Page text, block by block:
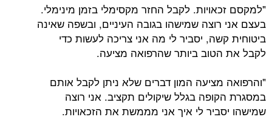
"למקסם זכאויות. לקבל החזר מקסימלי בזמן מינימלי.
בעצם אני רוצה שמישהו בגובה העיניים, ובשפה שאינה
ביטוחית קשה, יסביר לי מה אני צריכה לעשות כדי
לקבל את הטוב ביותר שהרפואה מציעה.
"והרפואה מציעה המון דברים שלא ניתן לקבל אותם
במסגרת הקופה בגלל שיקולים תקציב. אני רוצה
שמישהו יסביר לי איך אני מממשת את הזכאויות.